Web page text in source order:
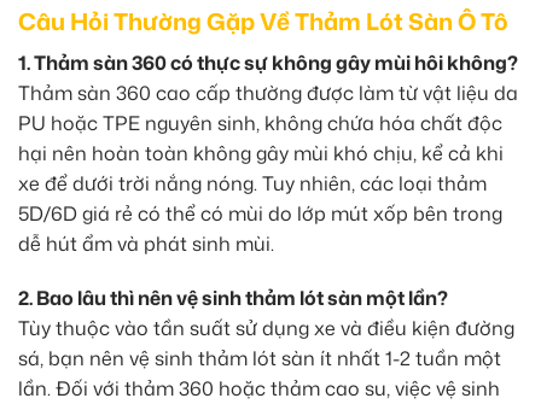
Câu Hỏi Thường Gặp Về Thảm Lót Sàn Ô Tô
1. Thảm sàn 360 có thực sự không gây mùi hôi không?
Thảm sàn 360 cao cấp thường được làm từ vật liệu da
PU hoặc TPE nguyên sinh, không chứa hóa chất độc
hại nên hoàn toàn không gây mùi khó chịu, kể cả khi
xe để dưới trời nắng nóng. Tuy nhiên, các loại thảm
5D/6D giá rẻ có thể có mùi do lớp mút xốp bên trong
dễ hút ẩm và phát sinh mùi.
2. Bao lâu thì nên vệ sinh thảm lót sàn một lần?
Tùy thuộc vào tần suất sử dụng xe và điều kiện đường
sá, bạn nên vệ sinh thảm lót sàn ít nhất 1-2 tuần một
lần. Đối với thảm 360 hoặc thảm cao su, việc vệ sinh